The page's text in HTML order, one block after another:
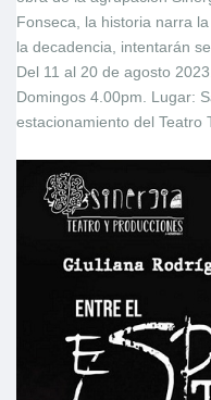
Fonseca, la historia narra
la decadencia, intentarán
Del 11 al 20 de agosto
Domingos 4.00pm. Lugar:
estacionamiento del Teatro